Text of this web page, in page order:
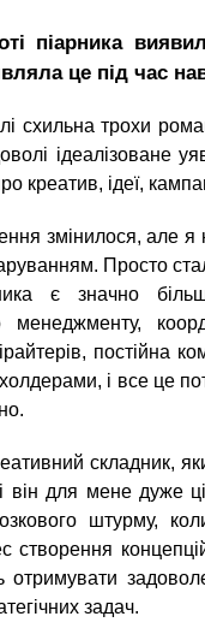
піарника
це під час
схильна трохи
ідеалізоване
креатив, ідеї,
змінилося, але я
Просто
є значно
менеджменту,
постійна
і все це
складник,
він для мене дуже
штурму,
створення
отримувати
задач.